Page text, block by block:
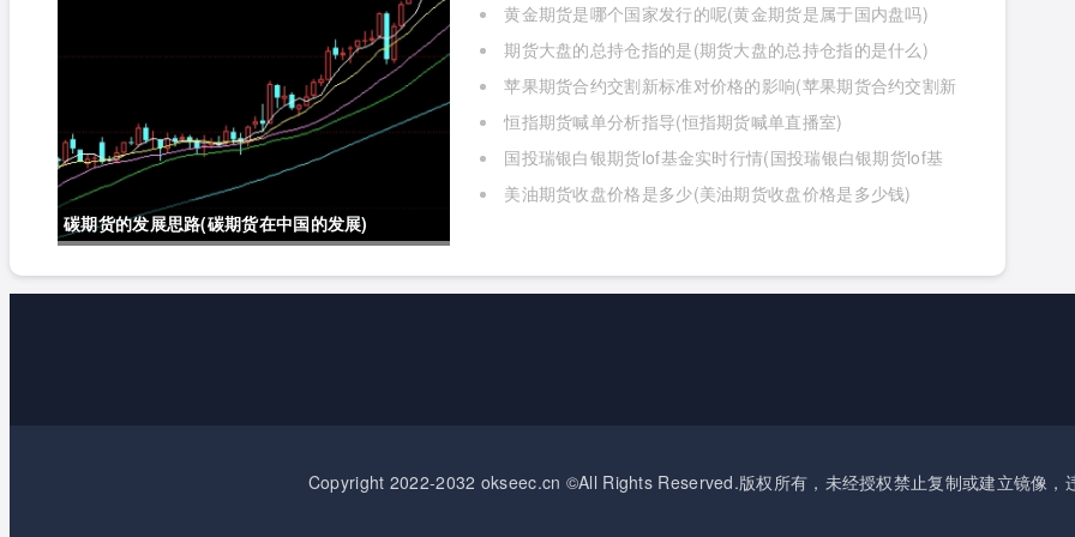
碳期货的发展思路(碳期货在中国的发展)
黄金期货是哪个国家发行的呢(黄金期货是属于国内盘吗)
期货大盘的总持仓指的是(期货大盘的总持仓指的是什么)
苹果期货合约交割新标准对价格的影响(苹果期货合约交割新
标准对价格的影响有哪些)
恒指期货喊单分析指导(恒指期货喊单直播室)
国投瑞银白银期货lof基金实时行情(国投瑞银白银期货lof基
金实时行情怎么样)
美油期货收盘价格是多少(美油期货收盘价格是多少钱)
Copyright 2022-2032 okseec.cn ©All Rights Reserved.版权所有，未经授权禁止复制或建立镜像，